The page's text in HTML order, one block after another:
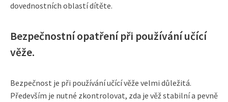
dovednostních oblastí dítěte.
Bezpečnostní opatření při používání učící
věže.
Bezpečnost je při používání učící věže velmi důležitá.
Především je nutné zkontrolovat, zda je věž stabilní a pevně